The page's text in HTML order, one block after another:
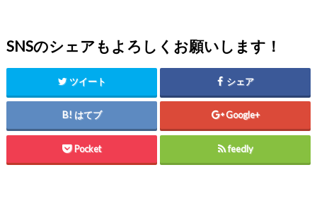
SNSのシェアもよろしくお願いします！
ツイート シェア
はてブ Google+
Pocket feedly